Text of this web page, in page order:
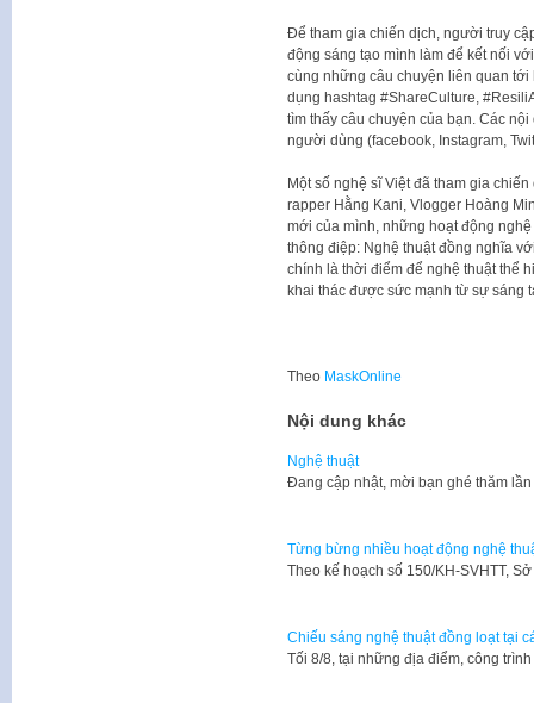
Để tham gia chiến dịch, người truy
động sáng tạo mình làm để kết nối
cùng những câu chuyện liên quan
dụng hashtag #ShareCulture,
tìm thấy câu chuyện của bạn. Các
người dùng (facebook, Instagram,
Một số nghệ sĩ Việt đã tham gia
rapper Hằng Kani, Vlogger Hoàng
mới của mình, những hoạt động
thông điệp: Nghệ thuật đồng nghĩa
chính là thời điểm để nghệ thuật thể
khai thác được sức mạnh từ sự sáng
Theo MaskOnline
Nội dung khác
Nghệ thuật
​Đang cập nhật, mời bạn ghé thăm lần
Từng bừng nhiều hoạt động nghệ
Theo kế hoạch số 150/KH-SVHTT,
Chiếu sáng nghệ thuật đồng loạt tại
Tối 8/8, tại những địa điểm, công